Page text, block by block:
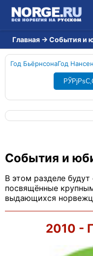
Главная → События и
Год БьёрнсонаГод
События и
В этом разделе
посвящённые
выдающихся
2010 -